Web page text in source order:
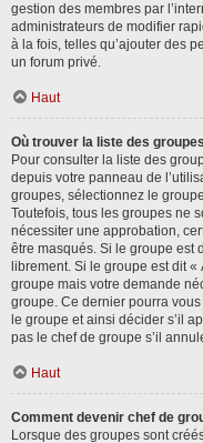
gestion des membres par
administrateurs de modifier
à la fois, telles qu’ajouter des
un forum privé.
Haut
Où trouver la liste des
Pour consulter la liste des
depuis votre panneau de
groupes, sélectionnez le
Toutefois, tous les groupes ne
nécessiter une approbation,
être masqués. Si le groupe est
librement. Si le groupe est dit
groupe mais votre demande
groupe. Ce dernier pourra
le groupe et ainsi décider s’il
pas le chef de groupe s’il
Haut
Comment devenir chef de
Lorsque des groupes sont